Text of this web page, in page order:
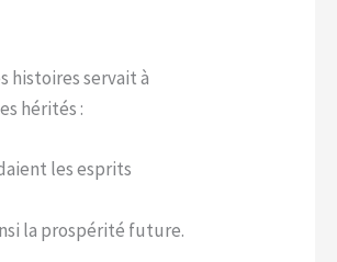
histoires servait à
hérités :
les esprits
la prospérité future.